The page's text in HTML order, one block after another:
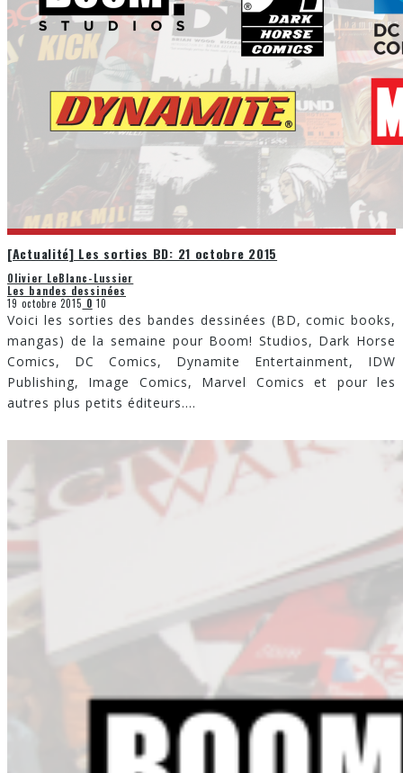
[Actualité] Les sorties BD: 21 octobre 2015
Olivier LeBlanc-Lussier
Les bandes dessinées
19 octobre 2015 0 10
Voici les sorties des bandes dessinées (BD, comic books,
mangas) de la semaine pour Boom! Studios, Dark Horse
Comics, DC Comics, Dynamite Entertainment, IDW
Publishing, Image Comics, Marvel Comics et pour les
autres plus petits éditeurs....